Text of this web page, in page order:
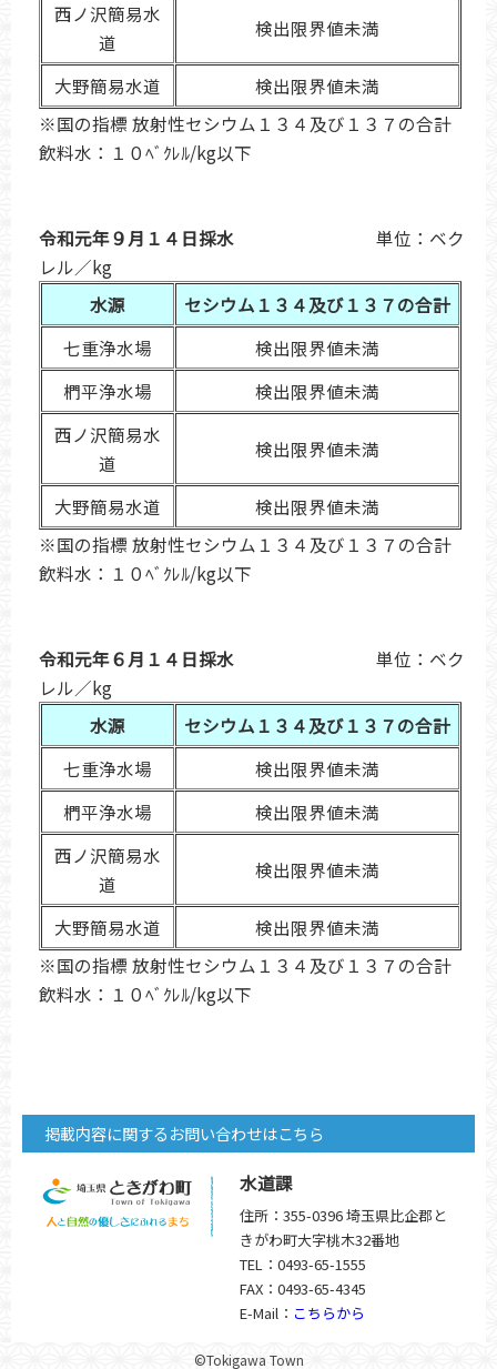
西ノ沢簡易水
道
検出限界値未満
大野簡易水道
検出限界値未満
※国の指標 放射性セシウム１３４及び１３７の合計
飲料水：１０ﾍﾞｸﾚﾙ/kg以下
令和元年９月１４日採水 単位：ベク
レル／kg
水源
セシウム１３４及び１３７の合計
七重浄水場
検出限界値未満
椚平浄水場
検出限界値未満
西ノ沢簡易水
道
検出限界値未満
大野簡易水道
検出限界値未満
※国の指標 放射性セシウム１３４及び１３７の合計
飲料水：１０ﾍﾞｸﾚﾙ/kg以下
令和元年６月１４日採水 単位：ベク
レル／kg
水源
セシウム１３４及び１３７の合計
七重浄水場
検出限界値未満
椚平浄水場
検出限界値未満
西ノ沢簡易水
道
検出限界値未満
大野簡易水道
検出限界値未満
※国の指標 放射性セシウム１３４及び１３７の合計
飲料水：１０ﾍﾞｸﾚﾙ/kg以下
掲載内容に関するお問い合わせはこちら
水道課
住所：355-0396 埼玉県比企郡と
きがわ町大字桃木32番地
TEL：0493-65-1555
FAX：0493-65-4345
E-Mail： こちらから
©Tokigawa Town